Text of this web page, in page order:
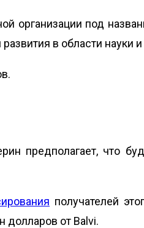
организации под
в области науки
предполагает, что
получателей
долларов от Balvi.